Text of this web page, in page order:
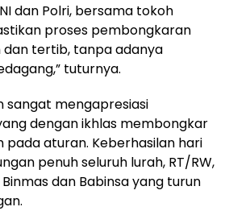
dan Polri, bersama tokoh
proses pembongkaran
tertib, tanpa adanya
tuturnya.
sangat mengapresiasi
dengan ikhlas membongkar
pada aturan. Keberhasilan hari
penuh seluruh lurah, RT/RW,
dan Babinsa yang turun